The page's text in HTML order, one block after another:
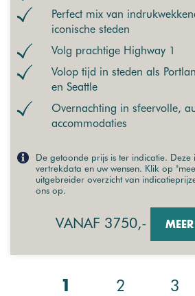
Perfect mix van
iconische steden
Volg prachtige Highway 1
Volop tijd in steden als
en Seattle
Overnachting in sfeervolle,
accommodaties
De getoonde prijs is ter indicatie. Deze
vertrekdata en uw wensen. Klik op
uitgebreider overzicht van
ons op.
VANAF 3750,-
1 2 3